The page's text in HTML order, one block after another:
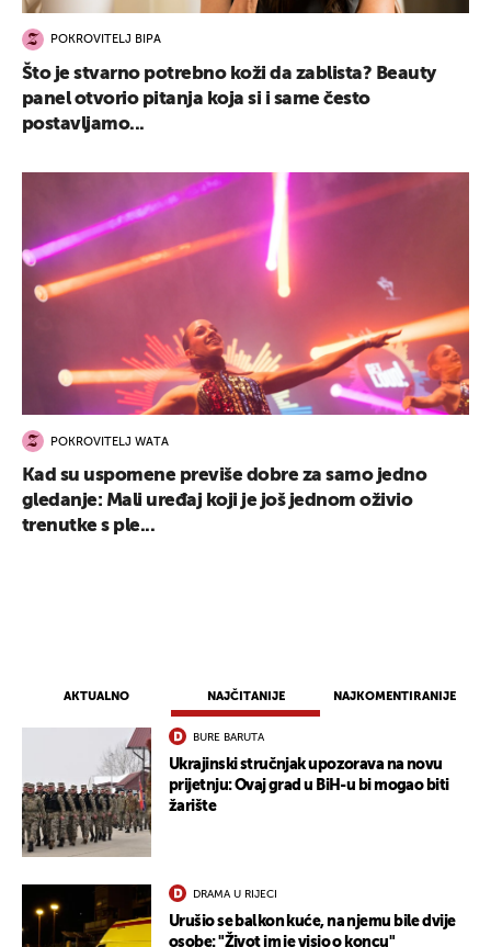
AKTUALNO NAJČITANIJE NAJKOMENTIRANIJE
BURE BARUTA
Ukrajinski stručnjak upozorava na novu
prijetnju: Ovaj grad u BiH-u bi mogao biti
žarište
DRAMA U RIJECI
Urušio se balkon kuće, na njemu bile dvije
osobe: "Život im je visio o koncu"
POKROVITELJ BIPA
Što je stvarno potrebno koži da zablista? Beauty
panel otvorio pitanja koja si i same često
postavljamo...
POKROVITELJ WATA
Kad su uspomene previše dobre za samo jedno
gledanje: Mali uređaj koji je još jednom oživio
trenutke s ple...